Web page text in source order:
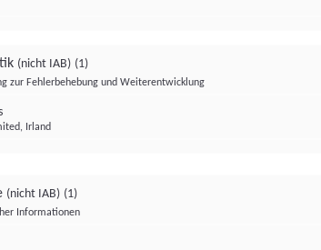
(nicht IAB) (1)
zur Fehlerbehebung und Weiterentwicklung
Irland
(nicht IAB) (1)
Informationen